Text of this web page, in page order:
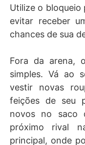
Utilize o bloqueio
evitar receber
chances de sua
Fora da arena,
simples. Vá ao
vestir novas
feições de seu
novos no saco
próximo rival
principal, onde